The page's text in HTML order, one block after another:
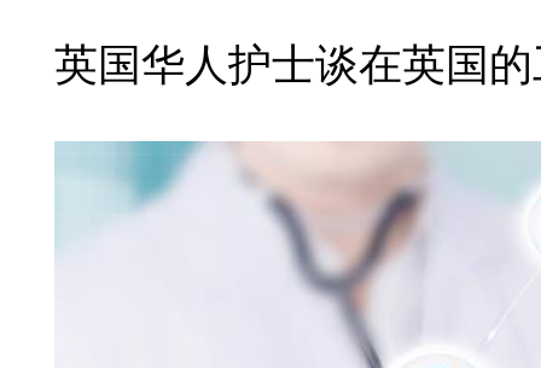
英国华人护士谈在英国